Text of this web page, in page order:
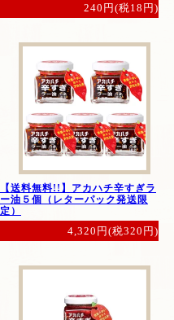
240円(税18円)
【送料無料!!】アカハチ辛すぎラ
ー油５個（レターパック発送限
定）
4,320円(税320円)